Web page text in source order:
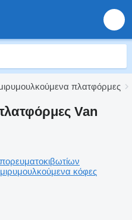
πλατφόρμες
Van
κόφες